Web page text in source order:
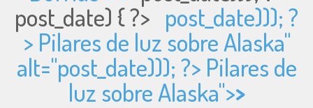
post_date) { ?> post_date))); ?
> Pilares de luz sobre Alaska"
alt="post_date))); ?> Pilares de
luz sobre Alaska">>